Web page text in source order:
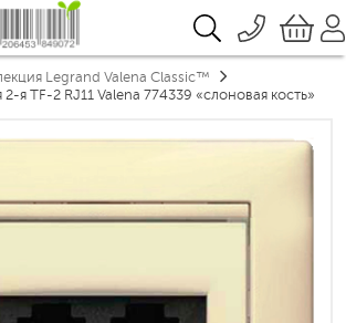
096 776-72-46
044 390-66-40
050 337-07-10
Legrand Valena Classic™
2-я TF-2 RJ11 Valena 774339 «слоновая кость»